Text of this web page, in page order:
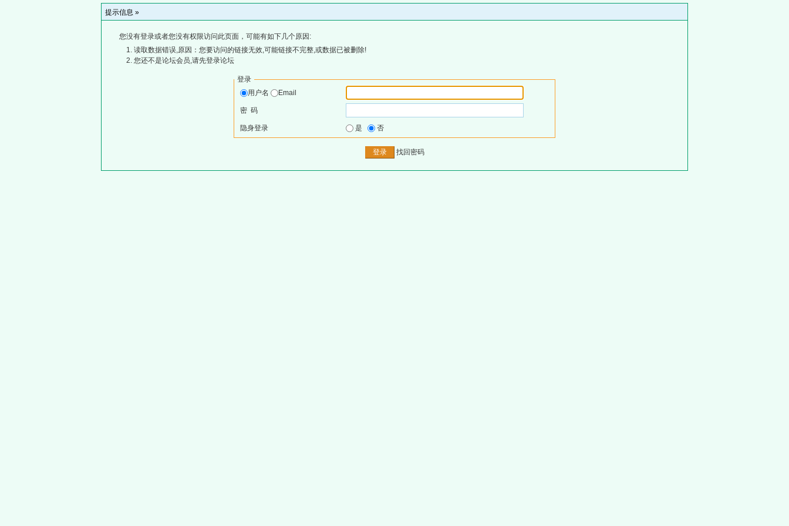
提示信息 »
您没有登录或者您没有权限访问此页面，可能有如下几个原因:
读取数据错误,原因：您要访问的链接无效,可能链接不完整,或数据已被删除!
您还不是论坛会员,请先登录论坛
登录
用户名
Email
密 码
隐身登录 是 否
找回密码